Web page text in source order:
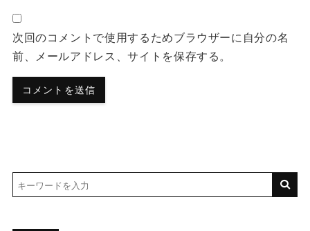
次回のコメントで使用するためブラウザーに自分の名
前、メールアドレス、サイトを保存する。